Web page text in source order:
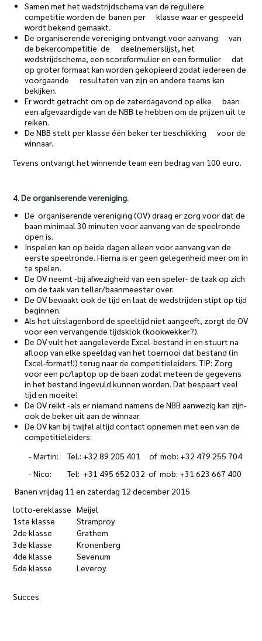
Samen met het wedstrijdschema van de reguliere
competitie worden de banen per klasse waar er gespeeld
wordt bekend gemaakt.
De organiserende vereniging ontvangt voor aanvang van
de bekercompetitie de deelnemerslijst, het
wedstrijdschema, een scoreformulier en een formulier dat
op groter formaat kan worden gekopieerd zodat iedereen de
voorgaande resultaten van zijn en andere teams kan
bekijken.
Er wordt getracht om op de zaterdagavond op elke baan
een afgevaardigde van de NBB te hebben om de prijzen uit te
reiken.
De NBB stelt per klasse één beker ter beschikking voor de
winnaar.
Tevens ontvangt het winnende team een bedrag van 100 euro.
4.De organiserende vereniging.
De organiserende vereniging (OV) draag er zorg voor dat de
baan minimaal 30 minuten voor aanvang van de speelronde
open is.
Inspelen kan op beide dagen alleen voor aanvang van de
eerste speelronde. Hierna is er geen gelegenheid meer om in
te spelen.
De OV neemt -bij afwezigheid van een speler- de taak op zich
om de taak van teller/baanmeester over.
De OV bewaakt ook de tijd en laat de wedstrijden stipt op tijd
beginnen.
Als het uitslagenbord de speeltijd niet aangeeft, zorgt de OV
voor een vervangende tijdsklok (kookwekker?).
De OV vult het aangeleverde Excel-bestand in en stuurt na
afloop van elke speeldag van het toernooi dat bestand (in
Excel-format!!) terug naar de competitieleiders. TIP: Zorg
voor een pc/laptop op de baan zodat meteen de gegevens
in het bestand ingevuld kunnen worden. Dat bespaart veel
tijd en moeite!
De OV reikt -als er niemand namens de NBB aanwezig kan zijn-
ook de beker uit aan de winnaar.
De OV kan bij twijfel altijd contact opnemen met een van de
competitieleiders:
- Martin: Tel.: +32 89 205 401 of mob: +32 479 255 704
- Nico: Tel: +31 495 652 032 of mob: +31 623 667 400
Banen vrijdag 11 en zaterdag 12 december 2015
lotto-ereklasse Meijel
1ste klasse
Stramproy
2de klasse
Grathem
3de klasse
Kronenberg
4de klasse
Sevenum
5de klasse
Leveroy
Succes